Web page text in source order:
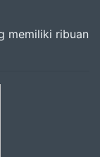
memiliki ribuan